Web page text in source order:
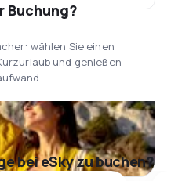
Buchung?
wählen Sie einen
und genießen
bei eSky zu buchen?